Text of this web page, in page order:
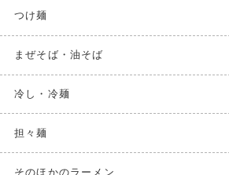
つけ麺
まぜそば・油そば
冷し・冷麺
担々麺
そのほかのラーメン